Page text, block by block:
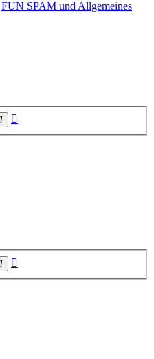
FUN SPAM und Allgemeines
Suche
Suche